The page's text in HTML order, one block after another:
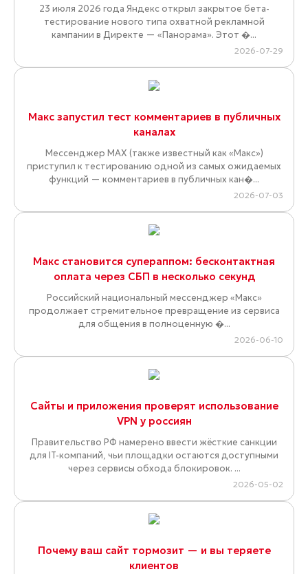
23 июля 2026 года Яндекс открыл закрытое бета-
тестирование нового типа охватной рекламной
кампании в Директе — «Панорама». Этот �...
2026-07-29
Макс запустил тест комментариев в публичных
каналах
Мессенджер MAX (также известный как «Макс»)
приступил к тестированию одной из самых ожидаемых
функций — комментариев в публичных кан�...
2026-07-03
Макс становится супераппом: бесконтактная
оплата через СБП в несколько секунд
Российский национальный мессенджер «Макс»
продолжает стремительное превращение из сервиса
для общения в полноценную �...
2026-06-10
Сайты и приложения проверят использование
VPN у россиян
Правительство РФ намерено ввести жёсткие санкции
для IT-компаний, чьи площадки остаются доступными
через сервисы обхода блокировок. ...
2026-05-02
Почему ваш сайт тормозит — и вы теряете
клиентов